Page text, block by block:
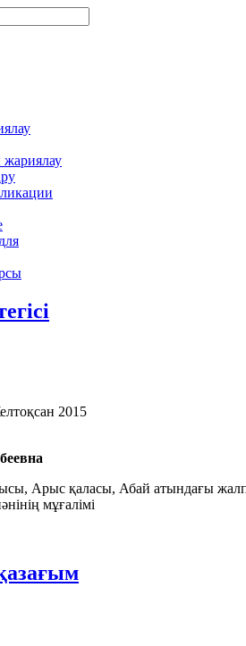
2015
Арыс қаласы, Абай атындағы
мұғалімі